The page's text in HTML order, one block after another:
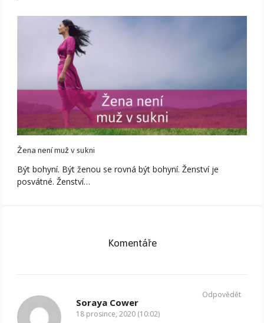
Žena není muž v sukni
Být bohyní. Být ženou se rovná být bohyní. Ženství je
posvátné. Ženství…
Komentáře
Soraya Cower
18 prosince, 2020 (10:02)
Odpovědět